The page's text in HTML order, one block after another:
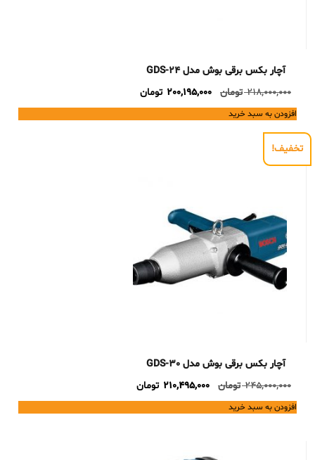
آچار بکس برقی بوش مدل GDS-24
218,000,000 تومان
Original
price
was:
200,195,000 تومانCurrent
price
is:
افزودن به سبد خرید
تخفیف!
آچار بکس برقی بوش مدل GDS-30
245,000,000 تومان
Original
price
was:
210,495,000 تومانCurrent
price
is:
افزودن به سبد خرید